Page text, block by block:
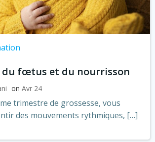
du fœtus et du nourrisson
on Avr 24
trimestre de grossesse, vous
des mouvements rythmiques, […]